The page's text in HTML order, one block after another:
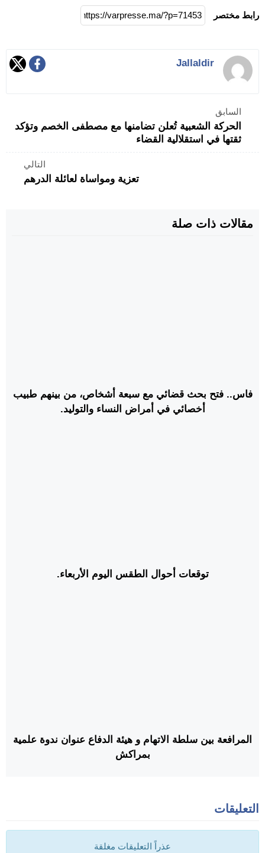
رابط مختصر
Jallaldir
السابق
الحركة الشعبية تُعلن تضامنها مع مصطفى الخصم وتؤكد
ثقتها في استقلالية القضاء
التالي
تعزية ومواساة لعائلة الدرهم
مقالات ذات صلة
فاس.. فتح بحث قضائي مع سبعة أشخاص، من بينهم طبيب
أخصائي في أمراض النساء والتوليد.
توقعات أحوال الطقس اليوم الأربعاء.
المرافعة بين سلطة الاتهام و هيئة الدفاع عنوان ندوة علمية
بمراكش
التعليقات
عذراً التعليقات مغلقة